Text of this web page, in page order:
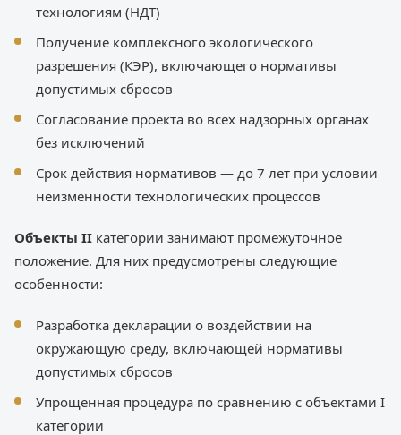
технологиям (НДТ)
Получение комплексного экологического
разрешения (КЭР), включающего нормативы
допустимых сбросов
Согласование проекта во всех надзорных органах
без исключений
Срок действия нормативов — до 7 лет при условии
неизменности технологических процессов
Объекты II категории занимают промежуточное
положение. Для них предусмотрены следующие
особенности:
Разработка декларации о воздействии на
окружающую среду, включающей нормативы
допустимых сбросов
Упрощенная процедура по сравнению с объектами I
категории